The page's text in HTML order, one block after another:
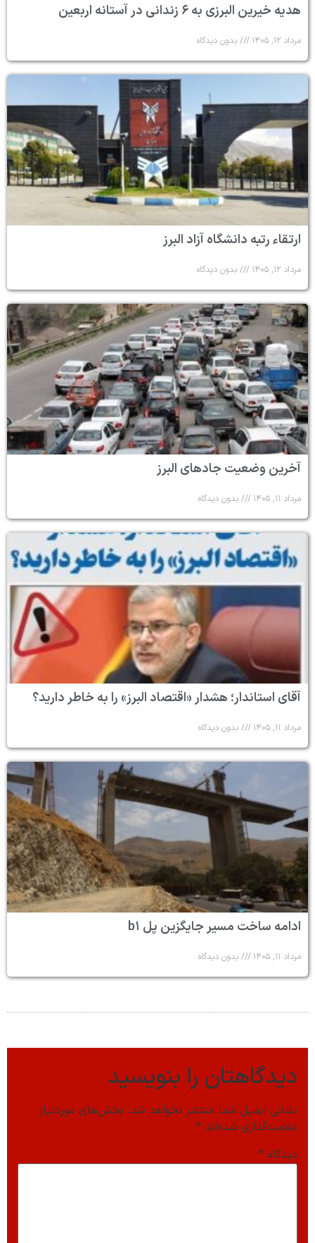
هدیه خیرین البرزی به ۶ زندانی در آستانه اربعین
مرداد ۱۲, ۱۴۰۵ بدون دیدگاه
ارتقاء رتبه دانشگاه آزاد البرز
مرداد ۱۲, ۱۴۰۵ بدون دیدگاه
آخرین وضعیت جادهای البرز
مرداد ۱۱, ۱۴۰۵ بدون دیدگاه
آقای استاندار؛ هشدار «اقتصاد البرز» را به خاطر دارید؟
مرداد ۱۱, ۱۴۰۵ بدون دیدگاه
ادامه ساخت مسیر جایگزین پل b۱
مرداد ۱۱, ۱۴۰۵ بدون دیدگاه
دیدگاهتان را بنویسید
نشانی ایمیل شما منتشر نخواهد شد. بخش‌های موردنیاز
علامت‌گذاری شده‌اند *
دیدگاه *